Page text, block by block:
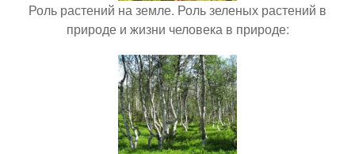
Роль растений на земле. Роль зеленых растений в
природе и жизни человека в природе: